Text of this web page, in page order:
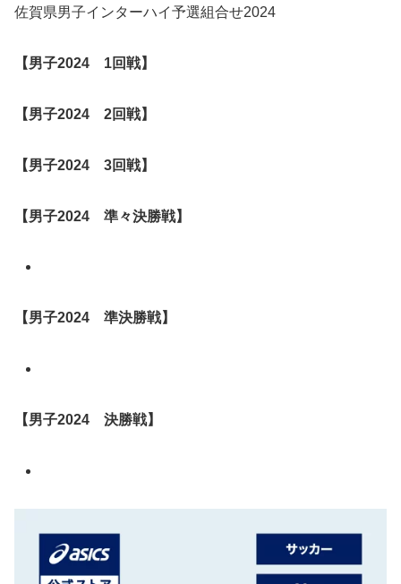
佐賀県男子インターハイ予選組合せ2024
【男子2024 1回戦】
【男子2024 2回戦】
【男子2024 3回戦】
【男子2024 準々決勝戦】
【男子2024 準決勝戦】
【男子2024 決勝戦】